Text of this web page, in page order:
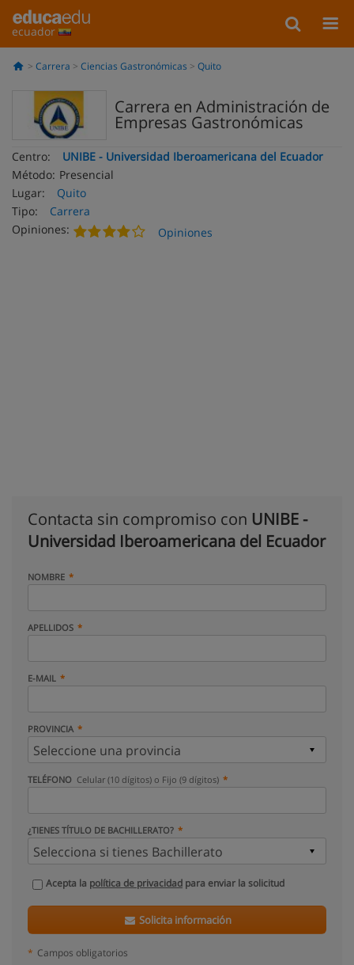
ecuador
Carrera Ciencias Gastronómicas Quito
Carrera en Administración de
Empresas Gastronómicas
Centro:
UNIBE - Universidad Iberoamericana del Ecuador
Método: Presencial
Lugar:
Quito
Tipo:
Carrera
Opiniones:
Opiniones
Contacta sin compromiso con UNIBE -
Universidad Iberoamericana del Ecuador
NOMBRE
APELLIDOS
E-MAIL
PROVINCIA
TELÉFONO Celular (10 dígitos) o Fijo (9 dígitos)
¿TIENES TÍTULO DE BACHILLERATO?
Acepta la política de privacidad para enviar la solicitud
Solicita información
* Campos obligatorios